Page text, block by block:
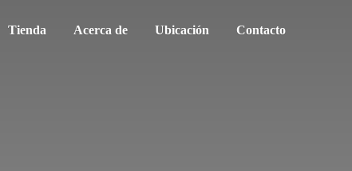
Tienda Acerca de Ubicación Contacto